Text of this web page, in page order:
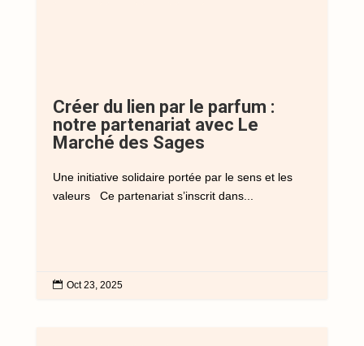
Créer du lien par le parfum :
notre partenariat avec Le
Marché des Sages
Une initiative solidaire portée par le sens et les
valeurs Ce partenariat s’inscrit dans...
 Oct 23, 2025